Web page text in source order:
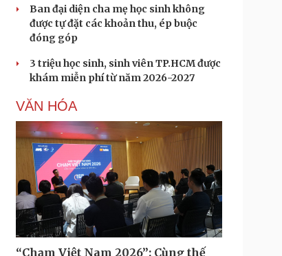
Ban đại diện cha mẹ học sinh không
được tự đặt các khoản thu, ép buộc
đóng góp
3 triệu học sinh, sinh viên TP.HCM được
khám miễn phí từ năm 2026-2027
VĂN HÓA
“Chạm Việt Nam 2026”: Cùng thế